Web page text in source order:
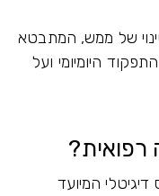
של ממש, המתבטא
היומיומי ועל
רפואית?
המיועד